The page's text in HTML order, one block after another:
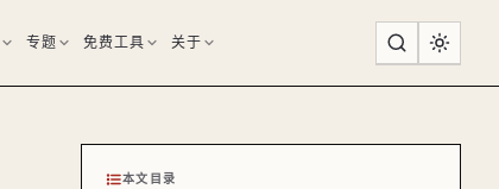
专题 免费工具 关于
本文目录